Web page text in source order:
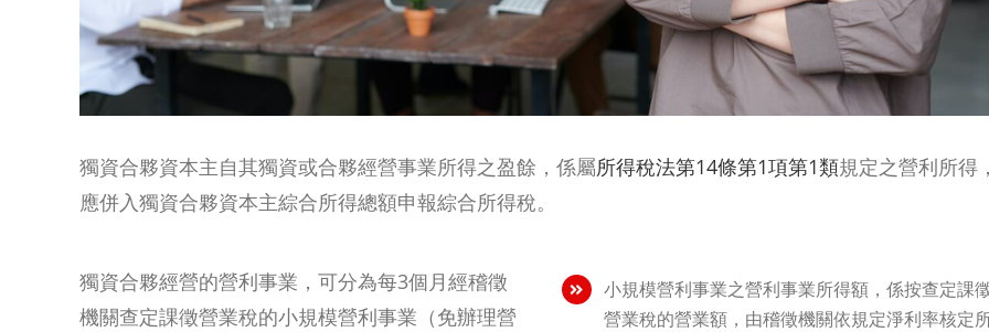
獨資合夥資本主自其獨資或合夥經營事業所得之盈餘，係屬所得稅法第14條第1項第1類規定之營利所得
應併入獨資合夥資本主綜合所得總額申報綜合所得稅。
獨資合夥經營的營利事業，可分為每3個月經稽徵
機關查定課徵營業稅的小規模營利事業（免辦理營
小規模營利事業之營利事業所得額，係按查定課
營業稅的營業額，由稽徵機關依規定淨利率核定